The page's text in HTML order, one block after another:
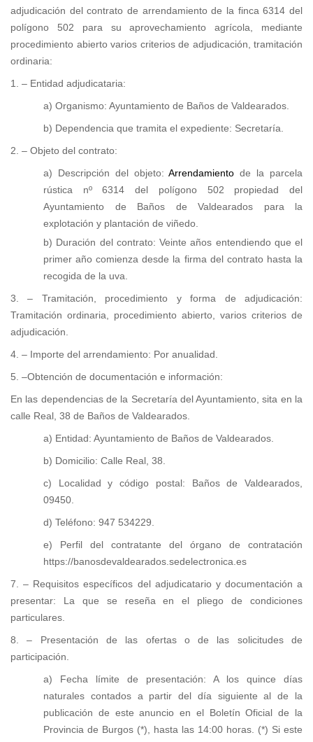
adjudicación del contrato de arrendamiento de la finca 6314 del
polígono 502 para su aprovechamiento agrícola, mediante
procedimiento abierto varios criterios de adjudicación, tramitación
ordinaria:
1. – Entidad adjudicataria:
a) Organismo: Ayuntamiento de Baños de Valdearados.
b) Dependencia que tramita el expediente: Secretaría.
2. – Objeto del contrato:
a) Descripción del objeto:Arrendamiento de la parcela
rústica nº 6314 del polígono 502 propiedad del
Ayuntamiento de Baños de Valdearados para la
explotación y plantación de viñedo.
b) Duración del contrato: Veinte años entendiendo que el
primer año comienzadesde la firma del contrato hasta la
recogida de la uva.
3. – Tramitación, procedimiento y forma de adjudicación:
Tramitación ordinaria, procedimiento abierto, varios criterios de
adjudicación.
4. – Importe del arrendamiento: Por anualidad.
5. –Obtención de documentación e información:
En las dependencias de la Secretaría del Ayuntamiento, sita en la
calle Real, 38 de Baños de Valdearados.
a) Entidad: Ayuntamiento de Baños de Valdearados.
b) Domicilio: Calle Real, 38.
c) Localidad y código postal: Baños de Valdearados,
09450.
d) Teléfono: 947 534229.
e) Perfil del contratante del órgano de contratación
https://banosdevaldearados.sedelectronica.es
7. – Requisitos específicos del adjudicatario y documentación a
presentar: La que se reseña en el pliego de condiciones
particulares.
8. – Presentación de las ofertas o de las solicitudes de
participación.
a) Fecha límite de presentación: A los quince días
naturales contados a partir del día siguiente al de la
publicación de este anuncio en el Boletín Oficial de la
Provincia de Burgos (*), hasta las 14:00 horas. (*) Si este